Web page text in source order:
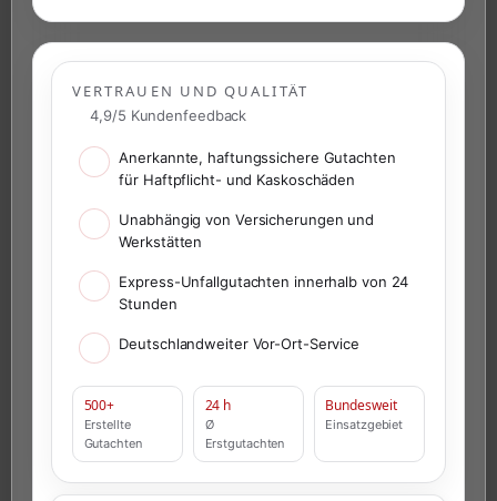
VERTRAUEN UND QUALITÄT
4,9/5 Kundenfeedback
Anerkannte, haftungssichere Gutachten
für Haftpflicht- und Kaskoschäden
Unabhängig von Versicherungen und
Werkstätten
Express-Unfallgutachten innerhalb von 24
Stunden
Deutschlandweiter Vor-Ort-Service
500+
Erstellte
Gutachten
24 h
Ø
Erstgutachten
Bundesweit
Einsatzgebiet